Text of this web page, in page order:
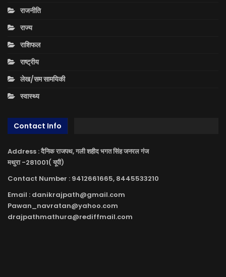
राजनीति
राज्य
राशिफल
राष्ट्रीय
लेख/सम सामयिकी
स्वास्थ्य
Contact Info
Address : दैनिक राजपथ, गली शहीद भगत सिंह जनरल गंज
मथुरा -281001( यूपी)
Contact Number : 9412661665, 8445533210
Email : danikrajpath@gmail.com
Pawan_navratan@yahoo.com
drajpathmathura@rediffmail.com